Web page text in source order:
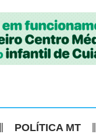
POLÍTICA MT